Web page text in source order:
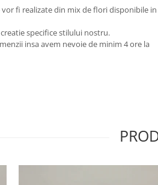
fi realizate din mix de flori disponibile in
specifice stilului nostru.
insa avem nevoie de minim 4 ore la